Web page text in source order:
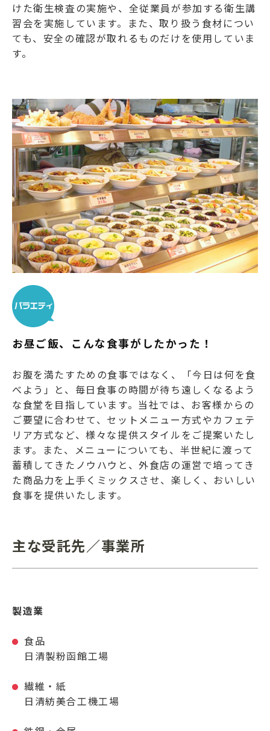
けた衛生検査の実施や、全従業員が参加する衛生講
習会を実施しています。また、取り扱う食材につい
ても、安全の確認が取れるものだけを使用していま
す。
お昼ご飯、こんな食事がしたかった！
お腹を満たすための食事ではなく、「今日は何を食
べよう」と、毎日食事の時間が待ち遠しくなるよう
な食堂を目指しています。当社では、お客様からの
ご要望に合わせて、セットメニュー方式やカフェテ
リア方式など、様々な提供スタイルをご提案いたし
ます。また、メニューについても、半世紀に渡って
蓄積してきたノウハウと、外食店の運営で培ってき
た商品力を上手くミックスさせ、楽しく、おいしい
食事を提供いたします。
主な受託先／事業所
製造業
食品
日清製粉函館工場
繊維・紙
日清紡美合工機工場